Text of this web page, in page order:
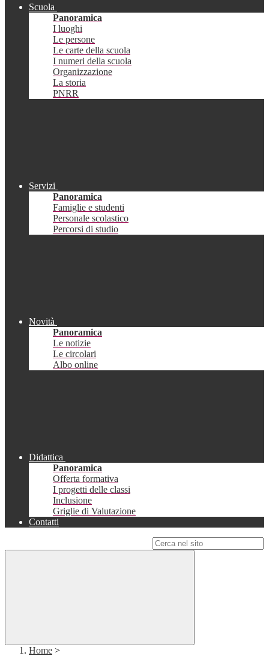
Scuola
Panoramica
I luoghi
Le persone
Le carte della scuola
I numeri della scuola
Organizzazione
La storia
PNRR
Servizi
Panoramica
Famiglie e studenti
Personale scolastico
Percorsi di studio
Novità
Panoramica
Le notizie
Le circolari
Albo online
Didattica
Panoramica
Offerta formativa
I progetti delle classi
Inclusione
Griglie di Valutazione
Contatti
Home >